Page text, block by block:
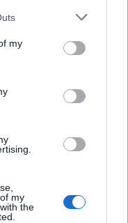
my
my
the
κρίνεται σημαντική,
589 ημέρες.
η
μήνες. Υπάρχουν,
από τη δική μας,
με την
3 χρόνια.
διαθέτει 69 από τα
από τον ΕΜΑ, δηλαδή
κατά την προηγούμενη